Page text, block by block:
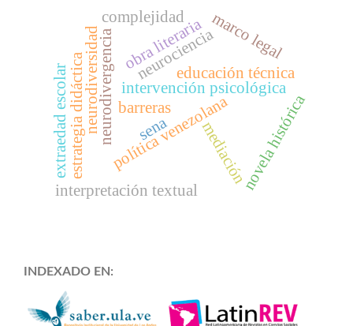
intervención psicológica
política venezolana
neurodivergencia
neurodiversidad neurociencia
mediación
estrategia didáctica novela histórica
obra literaria
complejidad
sena
educación técnica
interpretación textual
marco legal
extraedad escolar barreras
INDEXADO EN: